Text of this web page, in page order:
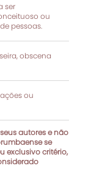
ser
ou
pessoas.
obscena
ou
autores e não
se
exclusivo critério,